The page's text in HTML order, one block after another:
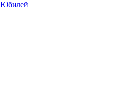
Юбилей